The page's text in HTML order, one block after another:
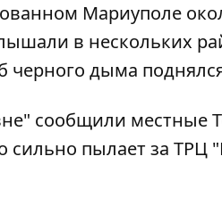
Мариуполе
в нескольких
черного дыма
сообщили местные
сильно пылает за ТРЦ